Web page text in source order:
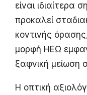
είναι ιδιαίτερα
προκαλεί
κοντινής
μορφή ΗΕΩ
ξαφνική μείωση
Η οπτική